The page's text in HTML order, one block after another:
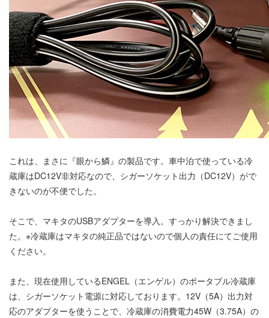
これは、まさに『眼から鱗』の製品です。車中泊で使っている冷
蔵庫はDC12V非対応なので、シガーソケット出力（DC12V）がで
きないのが不便でした。
そこで、マキタのUSBアダプターを導入。すっかり解決できまし
た。※冷蔵庫はマキタの純正品ではないので個人の責任にてご使用
ください。
また、現在使用しているENGEL（エンゲル）のポータブル冷蔵庫
は、シガーソケット電源に対応しております。12V（5A）出力対
応のアダプターを使うことで、冷蔵庫の消費電力45W（3.75A）の